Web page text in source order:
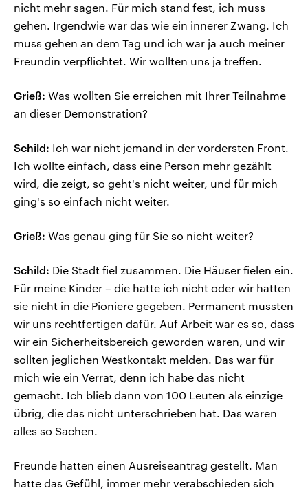
nicht mehr sagen. Für mich stand fest, ich muss
gehen. Irgendwie war das wie ein innerer Zwang. Ich
muss gehen an dem Tag und ich war ja auch meiner
Freundin verpflichtet. Wir wollten uns ja treffen.
Grieß: Was wollten Sie erreichen mit Ihrer Teilnahme
an dieser Demonstration?
Schild: Ich war nicht jemand in der vordersten Front.
Ich wollte einfach, dass eine Person mehr gezählt
wird, die zeigt, so geht's nicht weiter, und für mich
ging's so einfach nicht weiter.
Grieß: Was genau ging für Sie so nicht weiter?
Schild: Die Stadt fiel zusammen. Die Häuser fielen ein.
Für meine Kinder – die hatte ich nicht oder wir hatten
sie nicht in die Pioniere gegeben. Permanent mussten
wir uns rechtfertigen dafür. Auf Arbeit war es so, dass
wir ein Sicherheitsbereich geworden waren, und wir
sollten jeglichen Westkontakt melden. Das war für
mich wie ein Verrat, denn ich habe das nicht
gemacht. Ich blieb dann von 100 Leuten als einzige
übrig, die das nicht unterschrieben hat. Das waren
alles so Sachen.
Freunde hatten einen Ausreiseantrag gestellt. Man
hatte das Gefühl, immer mehr verabschieden sich